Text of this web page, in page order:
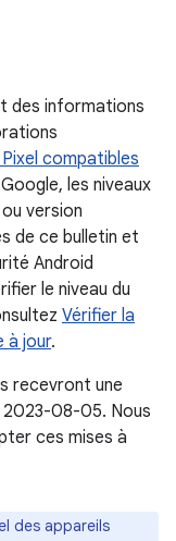
des informations
compatibles
les niveaux
version
de ce bulletin et
Android
le niveau du
Vérifier la
à jour.
recevront une
2023-08-05. Nous
ces mises à
des appareils